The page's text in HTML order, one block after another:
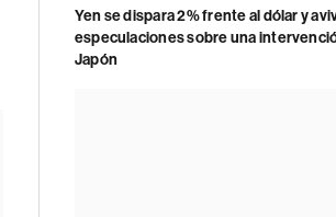
Yen se dispara 2% frente al dólar y
especulaciones sobre una
Japón